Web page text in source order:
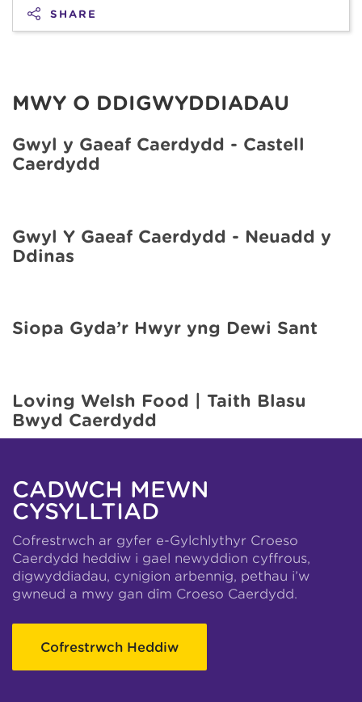
SHARE
MWY O DDIGWYDDIADAU
Gŵyl y Gaeaf Caerdydd - Castell
Caerdydd
Gŵyl Y Gaeaf Caerdydd - Neuadd y
Ddinas
Siopa Gyda’r Hwyr yng Dewi Sant
Loving Welsh Food | Taith Blasu
Bwyd Caerdydd
CADWCH MEWN
CYSYLLTIAD
Cofrestrwch ar gyfer e-Gylchlythyr Croeso
Caerdydd heddiw i gael newyddion cyffrous,
digwyddiadau, cynigion arbennig, pethau i’w
gwneud a mwy gan dîm Croeso Caerdydd.
Cofrestrwch Heddiw